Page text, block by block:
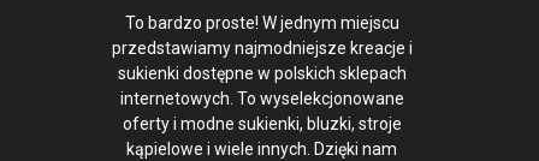
To bardzo proste! W jednym miejscu
przedstawiamy najmodniejsze kreacje i
sukienki dostępne w polskich sklepach
internetowych. To wyselekcjonowane
oferty i modne sukienki, bluzki, stroje
kąpielowe i wiele innych. Dzięki nam